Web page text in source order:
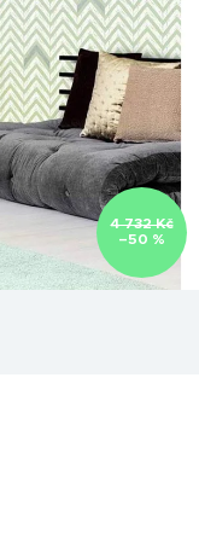
4 732 Kč
–50 %